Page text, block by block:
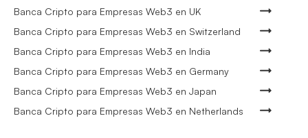
Banca Cripto para Empresas Web3 en UK
Banca Cripto para Empresas Web3 en Switzerland
Banca Cripto para Empresas Web3 en India
Banca Cripto para Empresas Web3 en Germany
Banca Cripto para Empresas Web3 en Japan
Banca Cripto para Empresas Web3 en Netherlands